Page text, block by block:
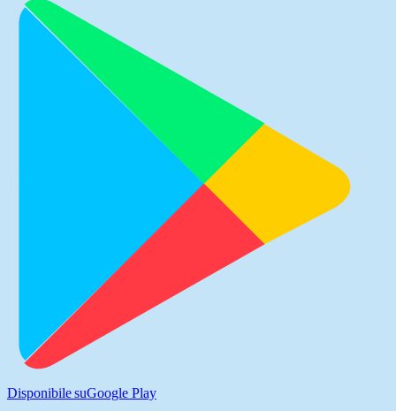
Disponibile suGoogle Play